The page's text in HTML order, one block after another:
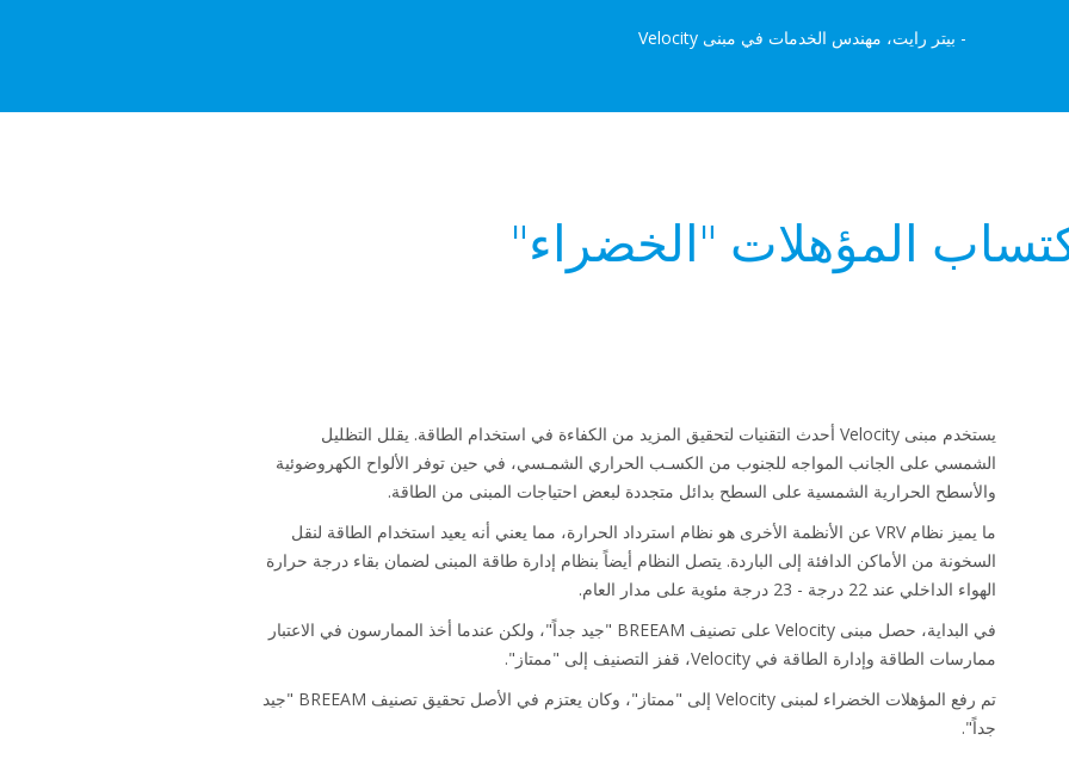
- بيتر رايت، مهندس الخدمات في مبنى Velocity
المؤهلات "الخضراء"
يستخدم مبنى Velocity أحدث التقنيات لتحقيق المزيد من الكفاءة في استخدام الطاقة. يقلل التظليل
الشمسي على الجانب المواجه للجنوب من الكسـب الحراري الشمـسي، في حين توفر الألواح الكهروضوئية
والأسطح الحرارية الشمسية على السطح بدائل متجددة لبعض احتياجات المبنى من الطاقة.
ما يميز نظام VRV عن الأنظمة الأخرى هو نظام استرداد الحرارة، مما يعني أنه يعيد استخدام الطاقة لنقل
السخونة من الأماكن الدافئة إلى الباردة. يتصل النظام أيضاً بنظام إدارة طاقة المبنى لضمان بقاء درجة حرارة
الهواء الداخلي عند 22 درجة - 23 درجة مئوية على مدار العام.
في البداية، حصل مبنى Velocity على تصنيف BREEAM "جيد جداً"، ولكن عندما أخذ الممارسون في الاعتبار
ممارسات الطاقة وإدارة الطاقة في Velocity، قفز التصنيف إلى "ممتاز".
تم رفع المؤهلات الخضراء لمبنى Velocity إلى "ممتاز"، وكان يعتزم في الأصل تحقيق تصنيف BREEAM "جيد
جداً".